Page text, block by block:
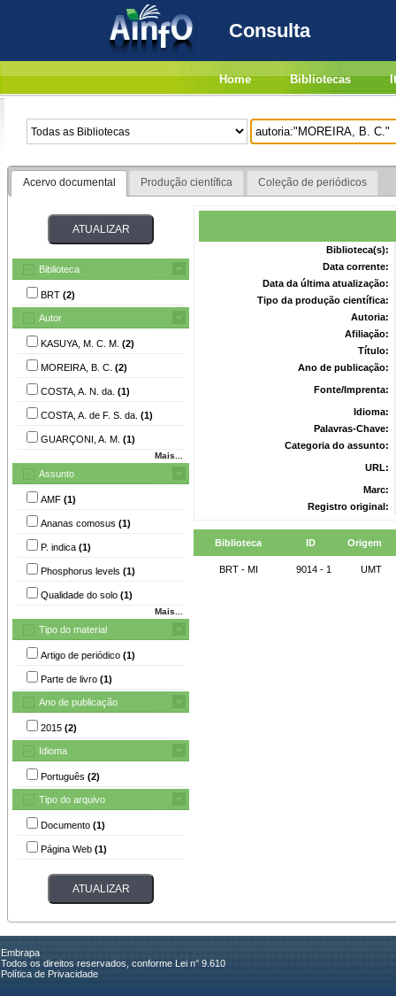
Consulta
Home Bibliotecas
Acervo documental Produção científica Coleção de periódicos
Biblioteca
BRT (2)
Autor
KASUYA, M. C. M. (2)
MOREIRA, B. C. (2)
COSTA, A. N. da. (1)
COSTA, A. de F. S. da. (1)
GUARÇONI, A. M. (1)
Mais...
Assunto
AMF (1)
Ananas comosus (1)
P. indica (1)
Phosphorus levels (1)
Qualidade do solo (1)
Mais...
Tipo do material
Artigo de periódico (1)
Parte de livro (1)
Ano de publicação
2015 (2)
Idioma
Português (2)
Tipo do arquivo
Documento (1)
Página Web (1)
Biblioteca(s):
Data corrente:
Data da última atualização:
Tipo da produção científica:
Autoria:
Afiliação:
Título:
Ano de publicação:
Fonte/Imprenta:
Idioma:
Palavras-Chave:
Categoria do assunto:
URL:
Marc:
Registro original:
Biblioteca ID Origem
BRT - MI 9014 - 1 UMT
Embrapa
Todos os direitos reservados, conforme Lei n° 9.610
Política de Privacidade